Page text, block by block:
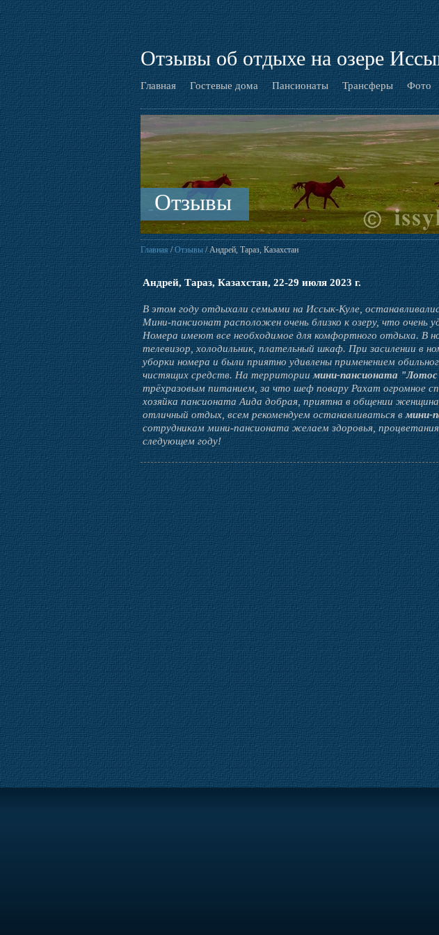
Отзывы об отдыхе на озере
Главная Гостевые дома Пансионаты Трансферы Фото
Отзывы
Главная /Отзывы/ Андрей, Тараз, Казахстан
Андрей, Тараз, Казахстан, 22-29 июля 2023 г.
В этом году отдыхали семьями на Иссык-Куле,
Мини-пансионат расположен очень близко к озеру, что очень
Номера имеют все необходимое для комфортного отдыха. В
телевизор, холодильник, плательный шкаф. При засилении в
уборки номера и были приятно удивлены применением
чистящих средств. На территориимини-пансионата
трёхразовым питанием, за что шеф повару Рахат огромное
хозяйка пансионата Аида добрая, приятна в общении
отличный отдых, всем рекомендуем останавливаться вмини-
сотрудникам мини-пансионата желаем здоровья,
следующем году!